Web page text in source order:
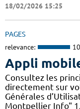
18/02/2026 15:25
PAGES
relevance:
Appli
Consultez les
directement sur
Générales
Montpellier Info"